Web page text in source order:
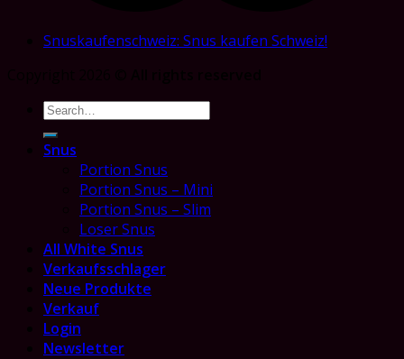
Snuskaufenschweiz: Snus kaufen Schweiz!
Search
for:
Snus
Portion Snus
Portion Snus – Mini
Portion Snus – Slim
Loser Snus
All White Snus
Verkaufsschlager
Neue Produkte
Verkauf
Login
Newsletter